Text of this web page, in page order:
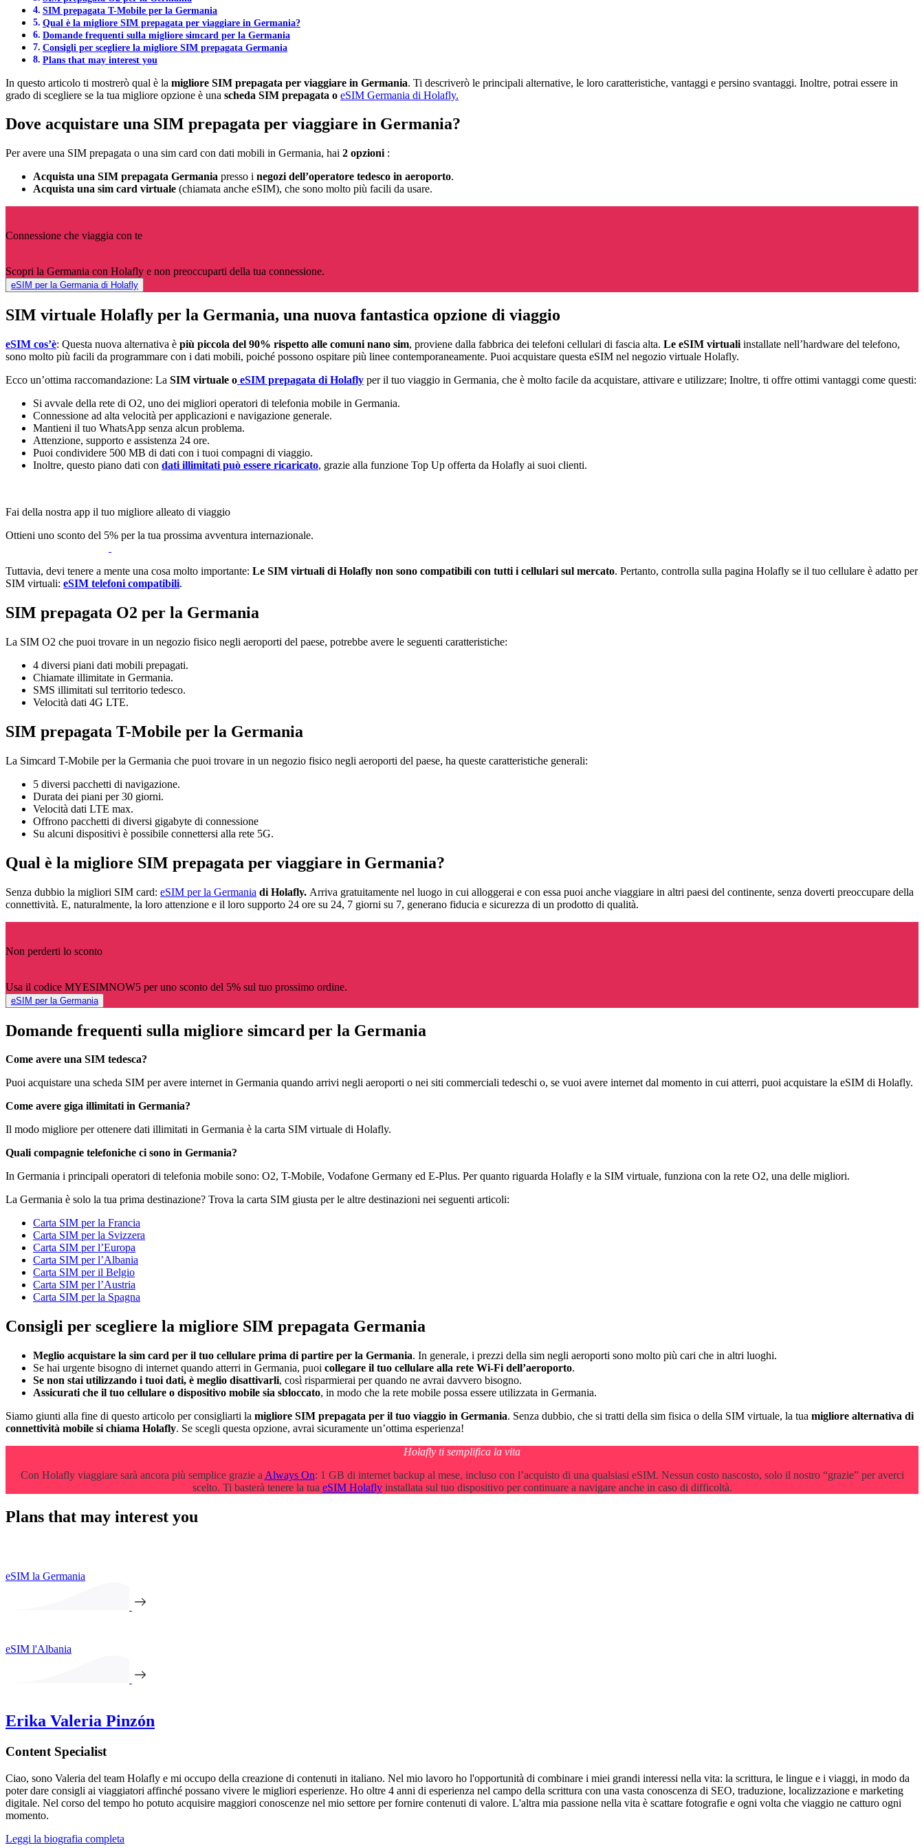
SIM prepagata T-Mobile per la Germania
Qual è la migliore SIM prepagata per viaggiare in Germania?
Domande frequenti sulla migliore simcard per la Germania
Consigli per scegliere la migliore SIM prepagata Germania
Plans that may interest you
In questo articolo ti mostrerò qual è la migliore SIM prepagata per viaggiare in Germania. Ti descriverò le principali alternative, le loro caratteristiche, vantaggi e persino svantaggi. Inoltre, potrai essere in
grado di scegliere se la tua migliore opzione è una scheda SIM prepagata o eSIM Germania di Holafly.
Dove acquistare una SIM prepagata per viaggiare in Germania?
Per avere una SIM prepagata o una sim card con dati mobili in Germania, hai 2 opzioni :
Acquista una SIM prepagata Germania presso i negozi dell’operatore tedesco in aeroporto.
Acquista una sim card virtuale (chiamata anche eSIM), che sono molto più facili da usare.
Connessione che viaggia con te
Scopri la Germania con Holafly e non preoccuparti della tua connessione.
eSIM per la Germania di Holafly
SIM virtuale Holafly per la Germania, una nuova fantastica opzione di viaggio
eSIM cos’è: Questa nuova alternativa è più piccola del 90% rispetto alle comuni nano sim, proviene dalla fabbrica dei telefoni cellulari di fascia alta. Le eSIM virtuali installate nell’hardware del telefono,
sono molto più facili da programmare con i dati mobili, poiché possono ospitare più linee contemporaneamente. Puoi acquistare questa eSIM nel negozio virtuale Holafly.
Ecco un’ottima raccomandazione: La SIM virtuale o eSIM prepagata di Holafly per il tuo viaggio in Germania, che è molto facile da acquistare, attivare e utilizzare; Inoltre, ti offre ottimi vantaggi come questi:
Si avvale della rete di O2, uno dei migliori operatori di telefonia mobile in Germania.
Connessione ad alta velocità per applicazioni e navigazione generale.
Mantieni il tuo WhatsApp senza alcun problema.
Attenzione, supporto e assistenza 24 ore.
Puoi condividere 500 MB di dati con i tuoi compagni di viaggio.
Inoltre, questo piano dati con dati illimitati può essere ricaricato, grazie alla funzione Top Up offerta da Holafly ai suoi clienti.
Fai della nostra app il tuo migliore alleato di viaggio
Ottieni uno sconto del 5% per la tua prossima avventura internazionale.
Tuttavia, devi tenere a mente una cosa molto importante: Le SIM virtuali di Holafly non sono compatibili con tutti i cellulari sul mercato. Pertanto, controlla sulla pagina Holafly se il tuo cellulare è adatto per
SIM virtuali: eSIM telefoni compatibili.
SIM prepagata O2 per la Germania
La SIM O2 che puoi trovare in un negozio fisico negli aeroporti del paese, potrebbe avere le seguenti caratteristiche:
4 diversi piani dati mobili prepagati.
Chiamate illimitate in Germania.
SMS illimitati sul territorio tedesco.
Velocità dati 4G LTE.
SIM prepagata T-Mobile per la Germania
La Simcard T-Mobile per la Germania che puoi trovare in un negozio fisico negli aeroporti del paese, ha queste caratteristiche generali:
5 diversi pacchetti di navigazione.
Durata dei piani per 30 giorni.
Velocità dati LTE max.
Offrono pacchetti di diversi gigabyte di connessione
Su alcuni dispositivi è possibile connettersi alla rete 5G.
Qual è la migliore SIM prepagata per viaggiare in Germania?
Senza dubbio la migliori SIM card: eSIM per la Germania di Holafly. Arriva gratuitamente nel luogo in cui alloggerai e con essa puoi anche viaggiare in altri paesi del continente, senza doverti preoccupare della
connettività. E, naturalmente, la loro attenzione e il loro supporto 24 ore su 24, 7 giorni su 7, generano fiducia e sicurezza di un prodotto di qualità.
Non perderti lo sconto
Usa il codice MYESIMNOW5 per uno sconto del 5% sul tuo prossimo ordine.
eSIM per la Germania
Domande frequenti sulla migliore simcard per la Germania
Come avere una SIM tedesca?
Puoi acquistare una scheda SIM per avere internet in Germania quando arrivi negli aeroporti o nei siti commerciali tedeschi o, se vuoi avere internet dal momento in cui atterri, puoi acquistare la eSIM di Holafly.
Come avere giga illimitati in Germania?
Il modo migliore per ottenere dati illimitati in Germania è la carta SIM virtuale di Holafly.
Quali compagnie telefoniche ci sono in Germania?
In Germania i principali operatori di telefonia mobile sono: O2, T-Mobile, Vodafone Germany ed E-Plus. Per quanto riguarda Holafly e la SIM virtuale, funziona con la rete O2, una delle migliori.
La Germania è solo la tua prima destinazione? Trova la carta SIM giusta per le altre destinazioni nei seguenti articoli:
Carta SIM per la Francia
Carta SIM per la Svizzera
Carta SIM per l’Europa
Carta SIM per l’Albania
Carta SIM per il Belgio
Carta SIM per l’Austria
Carta SIM per la Spagna
Consigli per scegliere la migliore SIM prepagata Germania
Meglio acquistare la sim card per il tuo cellulare prima di partire per la Germania. In generale, i prezzi della sim negli aeroporti sono molto più cari che in altri luoghi.
Se hai urgente bisogno di internet quando atterri in Germania, puoi collegare il tuo cellulare alla rete Wi-Fi dell’aeroporto.
Se non stai utilizzando i tuoi dati, è meglio disattivarli, così risparmierai per quando ne avrai davvero bisogno.
Assicurati che il tuo cellulare o dispositivo mobile sia sbloccato, in modo che la rete mobile possa essere utilizzata in Germania.
Siamo giunti alla fine di questo articolo per consigliarti la ​​migliore SIM prepagata per il tuo viaggio in Germania. Senza dubbio, che si tratti della sim fisica o della SIM virtuale, la tua migliore alternativa di
connettività mobile si chiama Holafly. Se scegli questa opzione, avrai sicuramente un’ottima esperienza!
Holafly ti semplifica la vita
Con Holafly viaggiare sarà ancora più semplice grazie a Always On: 1 GB di internet backup al mese, incluso con l’acquisto di una qualsiasi eSIM. Nessun costo nascosto, solo il nostro “grazie” per averci
scelto. Ti basterà tenere la tua eSIM Holaflyinstallata sul tuo dispositivo per continuare a navigare anche in caso di difficoltà.
Plans that may interest you
eSIM la Germania
eSIM l'Albania
Erika Valeria Pinzón
Content Specialist
Ciao, sono Valeria del team Holafly e mi occupo della creazione di contenuti in italiano. Nel mio lavoro ho l'opportunità di combinare i miei grandi interessi nella vita: la scrittura, le lingue e i viaggi, in modo da
poter dare consigli ai viaggiatori affinché possano vivere le migliori esperienze. Ho oltre 4 anni di esperienza nel campo della scrittura con una vasta conoscenza di SEO, traduzione, localizzazione e marketing
digitale. Nel corso del tempo ho potuto acquisire maggiori conoscenze nel mio settore per fornire contenuti di valore. L'altra mia passione nella vita è scattare fotografie e ogni volta che viaggio ne catturo ogni
momento.
Leggi la biografia completa